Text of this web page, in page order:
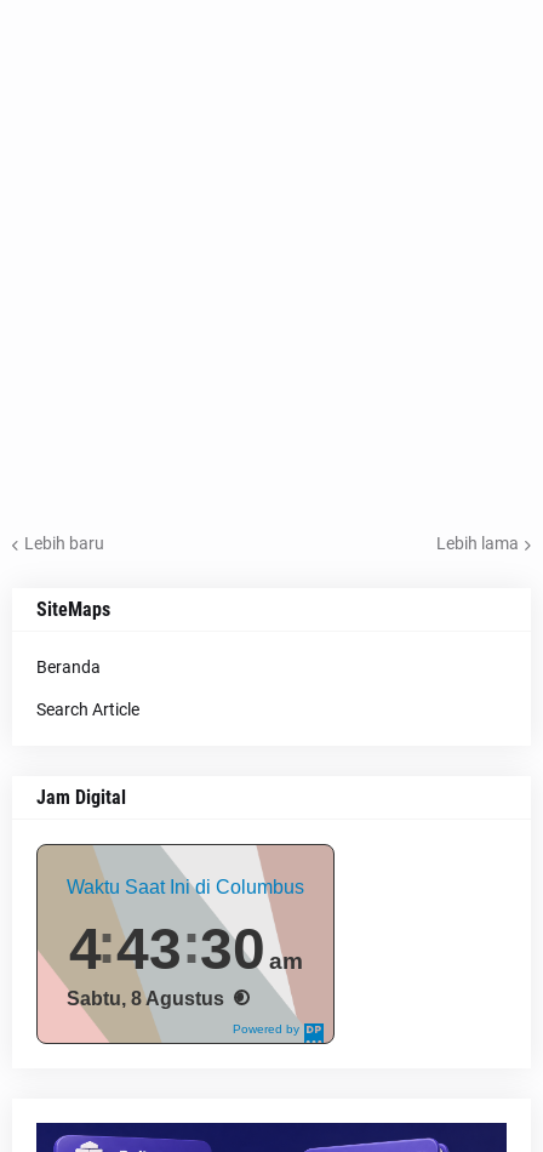
Lebih baru Lebih lama
SiteMaps
Beranda
Search Article
Jam Digital
Powered by
DaysPedia.c
Waktu Saat Ini di Columbus
4 43 31 am
Sabtu, 8 Agustus